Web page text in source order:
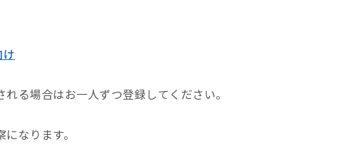
る場合はお一人ずつ登録してください。
なります。